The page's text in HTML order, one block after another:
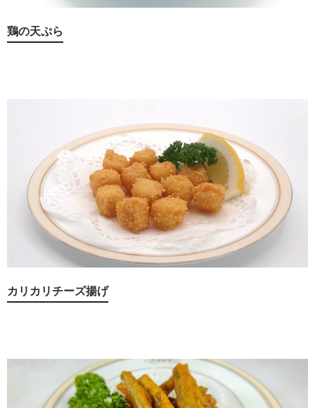
鶏の天ぷら
カリカリチーズ揚げ